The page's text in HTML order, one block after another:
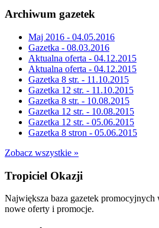
Archiwum gazetek
Maj 2016 - 04.05.2016
Gazetka - 08.03.2016
Aktualna oferta - 04.12.2015
Aktualna oferta - 04.12.2015
Gazetka 8 str. - 11.10.2015
Gazetka 12 str. - 11.10.2015
Gazetka 8 str. - 10.08.2015
Gazetka 12 str. - 10.08.2015
Gazetka 12 str. - 05.06.2015
Gazetka 8 stron - 05.06.2015
Zobacz wszystkie »
Tropiciel Okazji
Największa baza gazetek promocyjnych
nowe oferty i promocje.